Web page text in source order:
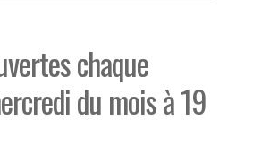
chaque
du mois à 19